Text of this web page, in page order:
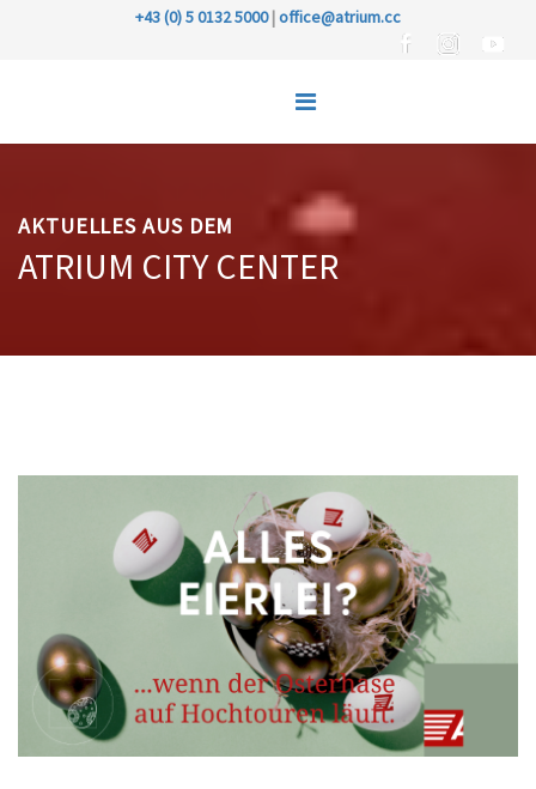
+43 (0) 5 0132 5000|office@atrium.cc
AKTUELLES AUS DEM
ATRIUM CITY CENTER